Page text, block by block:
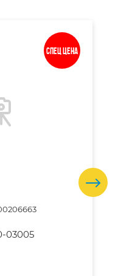
Спец цена
03005